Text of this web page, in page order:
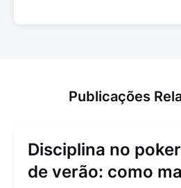
Publicações
Disciplina no
de verão: como